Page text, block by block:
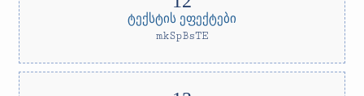
ტექსტის ეფექტები
mkSpBsTE